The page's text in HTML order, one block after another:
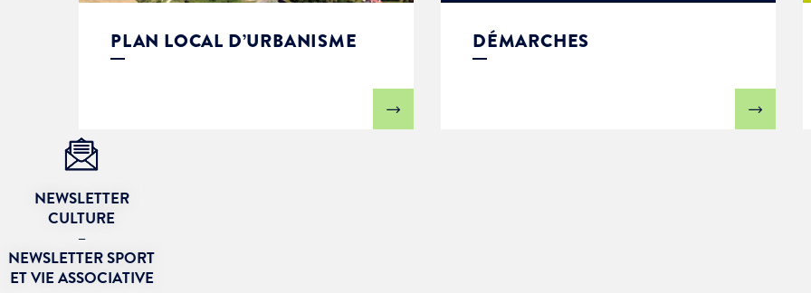
PLAN LOCAL D’URBANISME DÉMARCHES
NEWSLETTER
CULTURE
–
NEWSLETTER SPORT
ET VIE ASSOCIATIVE